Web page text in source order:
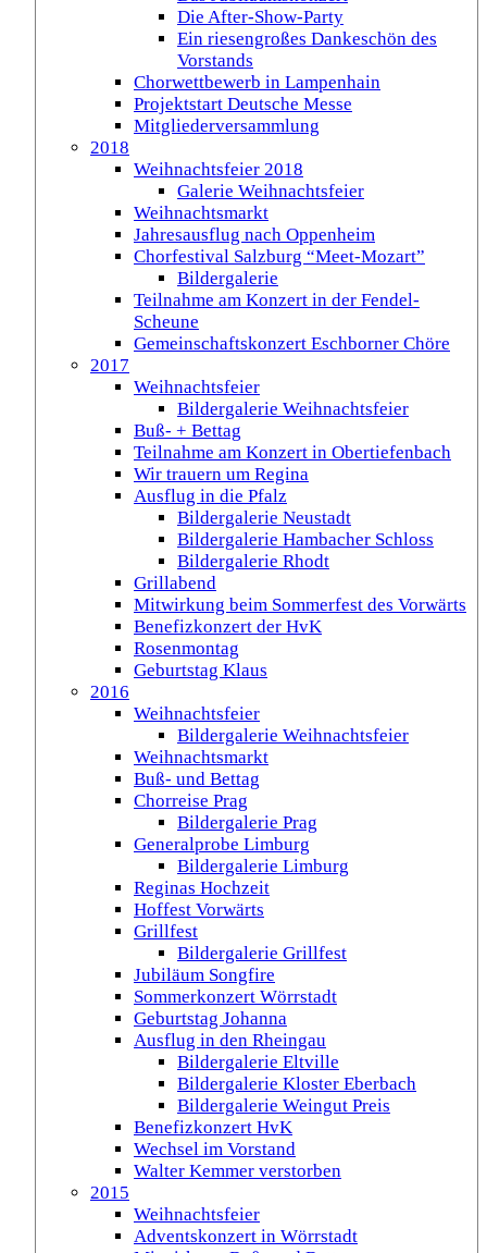
Die After-Show-Party
Ein riesengroßes Dankeschön des
Vorstands
Chorwettbewerb in Lampenhain
Projektstart Deutsche Messe
Mitgliederversammlung
2018
Weihnachtsfeier 2018
Galerie Weihnachtsfeier
Weihnachtsmarkt
Jahresausflug nach Oppenheim
Chorfestival Salzburg “Meet-Mozart”
Bildergalerie
Teilnahme am Konzert in der Fendel-
Scheune
Gemeinschaftskonzert Eschborner Chöre
2017
Weihnachtsfeier
Bildergalerie Weihnachtsfeier
Buß- + Bettag
Teilnahme am Konzert in Obertiefenbach
Wir trauern um Regina
Ausflug in die Pfalz
Bildergalerie Neustadt
Bildergalerie Hambacher Schloss
Bildergalerie Rhodt
Grillabend
Mitwirkung beim Sommerfest des Vorwärts
Benefizkonzert der HvK
Rosenmontag
Geburtstag Klaus
2016
Weihnachtsfeier
Bildergalerie Weihnachtsfeier
Weihnachtsmarkt
Buß- und Bettag
Chorreise Prag
Bildergalerie Prag
Generalprobe Limburg
Bildergalerie Limburg
Reginas Hochzeit
Hoffest Vorwärts
Grillfest
Bildergalerie Grillfest
Jubiläum Songfire
Sommerkonzert Wörrstadt
Geburtstag Johanna
Ausflug in den Rheingau
Bildergalerie Eltville
Bildergalerie Kloster Eberbach
Bildergalerie Weingut Preis
Benefizkonzert HvK
Wechsel im Vorstand
Walter Kemmer verstorben
2015
Weihnachtsfeier
Adventskonzert in Wörrstadt